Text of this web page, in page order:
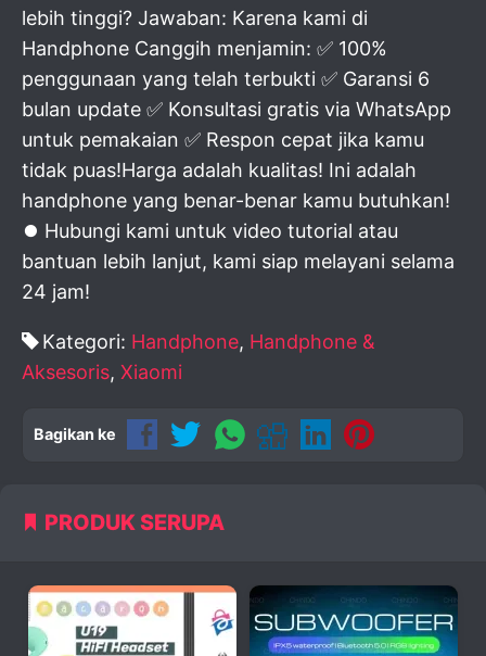
lebih tinggi? Jawaban: Karena kami di
Handphone Canggih menjamin: ✅ 100%
penggunaan yang telah terbukti ✅ Garansi 6
bulan update ✅ Konsultasi gratis via WhatsApp
untuk pemakaian ✅ Respon cepat jika kamu
tidak puas!Harga adalah kualitas! Ini adalah
handphone yang benar-benar kamu butuhkan!
⏺️ Hubungi kami untuk video tutorial atau
bantuan lebih lanjut, kami siap melayani selama
24 jam!
Kategori: Handphone, Handphone &
Aksesoris, Xiaomi
Bagikan ke
PRODUK SERUPA